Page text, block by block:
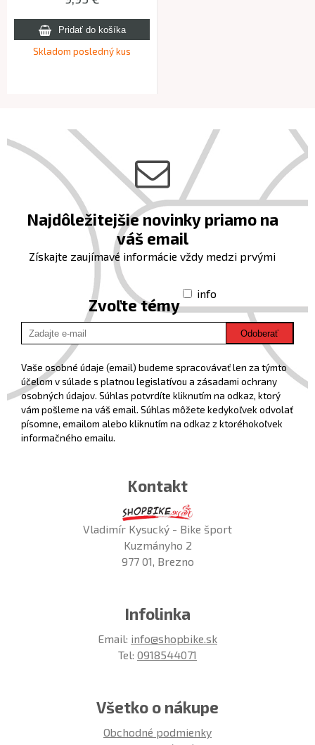
Skladom posledný kus
Najdôležitejšie novinky priamo na
váš email
Získajte zaujímavé informácie vždy medzi prvými
Zvoľte témy
info
Odoberať
Vaše osobné údaje (email) budeme spracovávať len za týmto
účelom v súlade s platnou legislatívou a zásadami ochrany
osobných údajov. Súhlas potvrdíte kliknutím na odkaz, ktorý
vám pošleme na váš email. Súhlas môžete kedykoľvek odvolať
písomne, emailom alebo kliknutím na odkaz z ktoréhokoľvek
informačného emailu.
Kontakt
Vladimír Kysucký - Bike šport
Kuzmányho 2
977 01, Brezno
Infolinka
Email: info@shopbike.sk
Tel: 0918544071
Všetko o nákupe
Obchodné podmienky